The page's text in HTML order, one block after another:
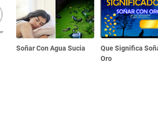
Soñar Con Agua Sucia
Que Significa
Oro